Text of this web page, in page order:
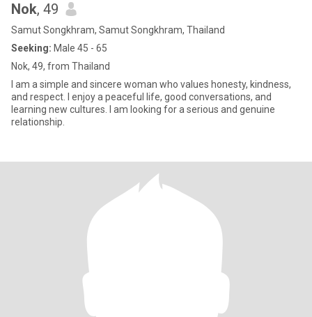
Nok, 49
Samut Songkhram, Samut Songkhram, Thailand
Seeking: Male 45 - 65
Nok, 49, from Thailand
I am a simple and sincere woman who values honesty, kindness,
and respect. I enjoy a peaceful life, good conversations, and
learning new cultures. I am looking for a serious and genuine
relationship.